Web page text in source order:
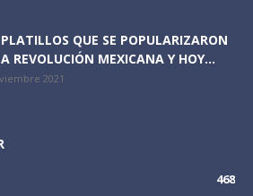
QUE SE POPULARIZARON
REVOLUCIÓN MEXICANA Y HOY...
2021
468